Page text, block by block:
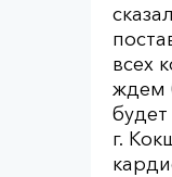
всех
ждем
г.